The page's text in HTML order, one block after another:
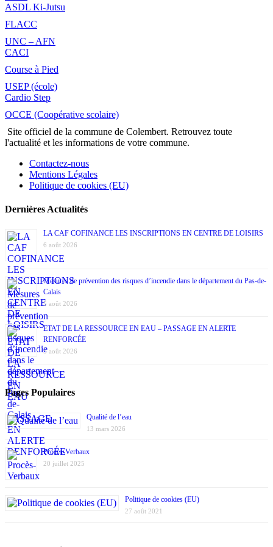
ASDL Ki-Jutsu
FLACC
UNC – AFN
CACI
Course à Pied
USEP (école)
Cardio Step
OCCE (Coopérative scolaire)
Site officiel de la commune de Colembert. Retrouvez toute
l'actualité et les informations de votre commune.
Contactez-nous
Mentions Légales
Politique de cookies (EU)
Dernières Actualités
LA CAF COFINANCE LES INSCRIPTIONS EN CENTRE DE LOISIRS
6 août 2026
Mesures de prévention des risques d’incendie dans le département du Pas-de-
Calais
5 août 2026
ETAT DE LA RESSOURCE EN EAU – PASSAGE EN ALERTE
RENFORCÉE
5 août 2026
Pages Populaires
Qualité de l’eau
13 mars 2026
Procès-Verbaux
20 juillet 2025
Politique de cookies (EU)
27 août 2021